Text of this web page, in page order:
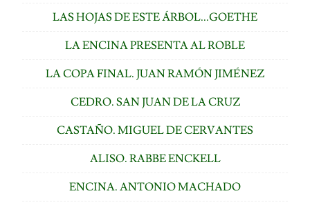
LAS HOJAS DE ESTE ÁRBOL...GOETHE
LA ENCINA PRESENTA AL ROBLE
LA COPA FINAL. JUAN RAMÓN JIMÉNEZ
CEDRO. SAN JUAN DE LA CRUZ
CASTAÑO. MIGUEL DE CERVANTES
ALISO. RABBE ENCKELL
ENCINA. ANTONIO MACHADO